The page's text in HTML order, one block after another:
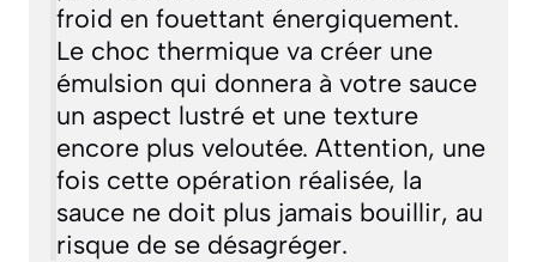
froid en fouettant énergiquement.
Le choc thermique va créer une
émulsion qui donnera à votre sauce
un aspect lustré et une texture
encore plus veloutée. Attention, une
fois cette opération réalisée, la
sauce ne doit plus jamais bouillir, au
risque de se désagréger.